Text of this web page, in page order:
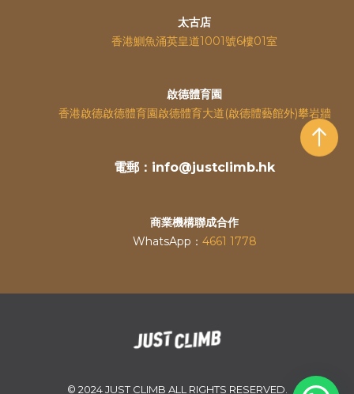
太古店
香港鰂魚涌英皇道1001號6樓01室
啟德體育園
香港啟德啟德體育園啟德體育大道(啟德體藝館外)攀岩牆
電郵：info@justclimb.hk
商業機構聯成合作
WhatsApp： 4661 1778
© 2024 JUST CLIMB ALL RIGHTS RESERVED.